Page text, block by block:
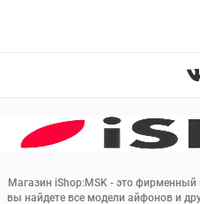
Магазин iShop:MSK - это
вы найдете все модели айфонов и